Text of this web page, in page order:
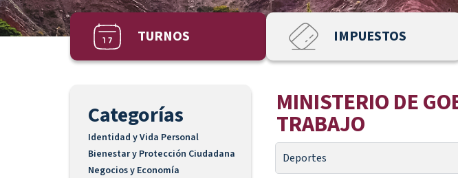
TURNOS IMPUESTOS
Categorías
Identidad y Vida Personal
Bienestar y Protección Ciudadana
Negocios y Economía
MINISTERIO DE
TRABAJO
Deportes